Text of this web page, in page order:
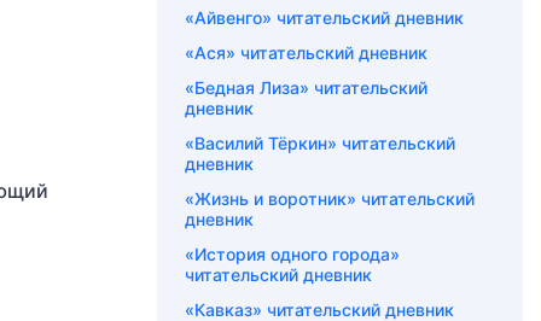
«Айвенго» читательский дневник
«Ася» читательский дневник
«Бедная Лиза» читательский
дневник
«Василий Тёркин» читательский
дневник
«Жизнь и воротник» читательский
дневник
«История одного города»
читательский дневник
«Кавказ» читательский дневник